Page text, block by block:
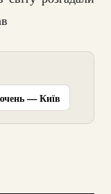
— Київ